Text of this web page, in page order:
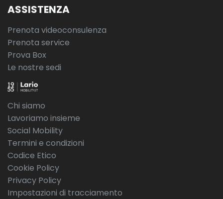
ASSISTENZA
Prenota videoconsulenza
Prenota service
Prova Box
Le nostre sedi
Chi siamo
Lavoriamo insieme
Social Mobility
Termini e condizioni
Codice Etico
Cookie Policy
Privacy Policy
Impostazioni di tracciamento